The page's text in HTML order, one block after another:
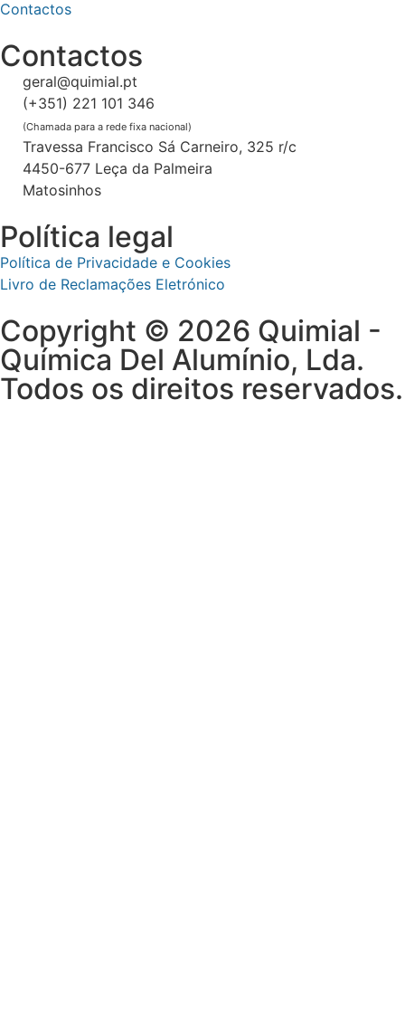
Contactos
Contactos
geral@quimial.pt
(+351) 221 101 346
(Chamada para a rede fixa nacional)
Travessa Francisco Sá Carneiro, 325 r/c
4450-677 Leça da Palmeira
Matosinhos
Política legal
Política de Privacidade e Cookies
Livro de Reclamações Eletrónico
Copyright © 2026 Quimial -
Química Del Alumínio, Lda.
Todos os direitos reservados.